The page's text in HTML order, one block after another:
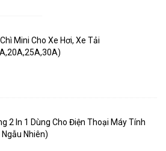
Mini Cho Xe Hơi, Xe Tải
2 In 1 Dùng Cho Điện Thoại Máy Tính
Nhiên)